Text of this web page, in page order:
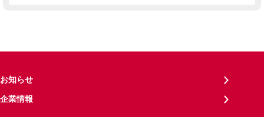
お知らせ
企業情報